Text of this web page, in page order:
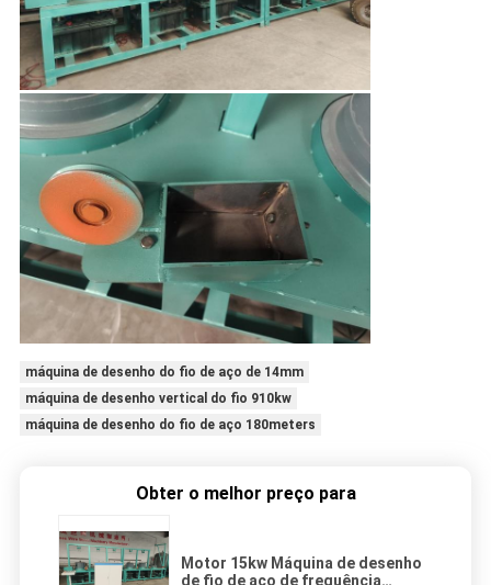
máquina de desenho do fio de aço de 14mm
máquina de desenho vertical do fio 910kw
máquina de desenho do fio de aço 180meters
Obter o melhor preço para
Motor 15kw Máquina de desenho
de fio de aço de frequência